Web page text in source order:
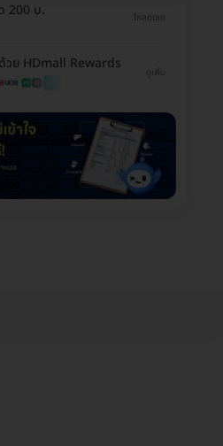
200 บ. โหลดเลย
วย HDmall Rewards
ดูเพิ่ม